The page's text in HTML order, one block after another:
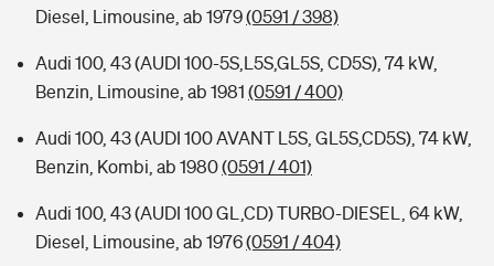
Diesel, Limousine, ab 1979(0591 / 398)
Audi 100, 43 (AUDI 100-5S,L5S,GL5S, CD5S), 74 kW,
Benzin, Limousine, ab 1981 (0591 / 400)
Audi 100, 43 (AUDI 100 AVANT L5S, GL5S,CD5S), 74 kW,
Benzin, Kombi, ab 1980(0591 / 401)
Audi 100, 43 (AUDI 100 GL,CD) TURBO-DIESEL, 64 kW,
Diesel, Limousine, ab 1976(0591 / 404)